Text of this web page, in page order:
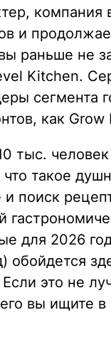
компания
и
раньше не
Kitchen.
сегмента
как Grow
тыс.
такое
поиск
для 2026
обойдется
это не
вы ищите